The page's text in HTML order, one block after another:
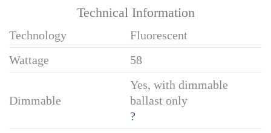
Technical Information
Technology
Fluorescent
Wattage
58
Dimmable
Yes, with dimmable
ballast only
?